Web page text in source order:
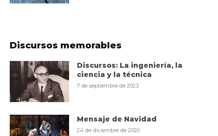
Discursos memorables
Discursos: La ingeniería, la
ciencia y la técnica
7 de septiembre de 2023
Mensaje de Navidad
24 de diciembre de 2020